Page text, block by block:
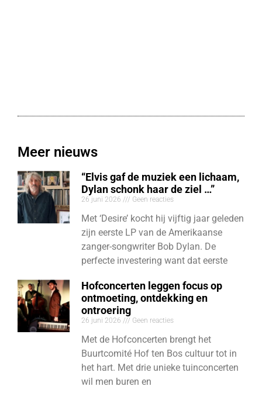
Meer nieuws
“Elvis gaf de muziek een lichaam,
Dylan schonk haar de ziel …”
26 juni 2026 Geen reacties
Met ‘Desire’ kocht hij vijftig jaar geleden
zijn eerste LP van de Amerikaanse
zanger-songwriter Bob Dylan. De
perfecte investering want dat eerste
Hofconcerten leggen focus op
ontmoeting, ontdekking en
ontroering
26 juni 2026 Geen reacties
Met de Hofconcerten brengt het
Buurtcomité Hof ten Bos cultuur tot in
het hart. Met drie unieke tuinconcerten
wil men buren en